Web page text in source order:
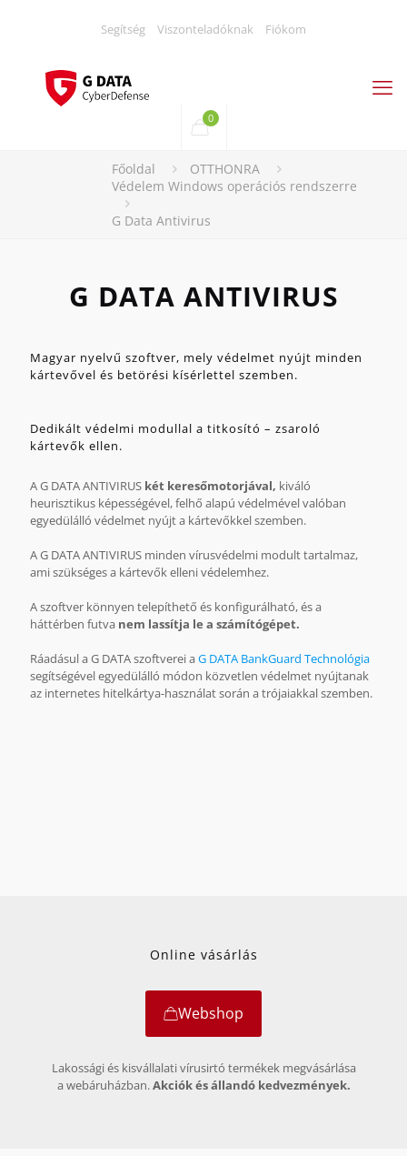
Segítség Viszonteladóknak Fiókom
0
Főoldal
OTTHONRA
Védelem Windows operációs rendszerre
G Data Antivirus
G DATA ANTIVIRUS
Magyar nyelvű szoftver, mely védelmet nyújt minden
kártevővel és betörési kísérlettel szemben.
Dedikált védelmi modullal a titkosító – zsaroló
kártevők ellen.
A G DATA ANTIVIRUS két keresőmotorjával, kiváló
heurisztikus képességével, felhő alapú védelmével valóban
egyedülálló védelmet nyújt a kártevőkkel szemben.
A G DATA ANTIVIRUS minden vírusvédelmi modult tartalmaz,
ami szükséges a kártevők elleni védelemhez.
A szoftver könnyen telepíthető és konfigurálható, és a
háttérben futva nem lassítja le a számítógépet.
Ráadásul a G DATA szoftverei aG DATA BankGuard Technológia
segítségével egyedülálló módon közvetlen védelmet nyújtanak
az internetes hitelkártya-használat során a trójaiakkal szemben.
Online vásárlás
Webshop
Lakossági és kisvállalati vírusirtó termékek megvásárlása
a webáruházban.Akciók és állandó kedvezmények.